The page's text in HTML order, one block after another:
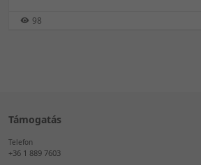
98
Támogatás
Telefon
+36 1 889 7603